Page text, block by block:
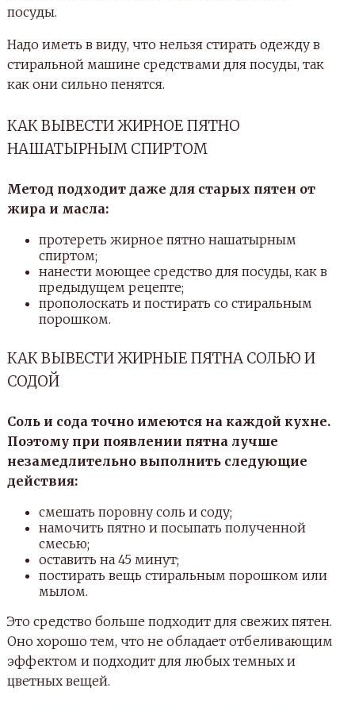
посуды.
Надо иметь в виду, что нельзя стирать одежду в
стиральной машине средствами для посуды, так
как они сильно пенятся.
КАК ВЫВЕСТИ ЖИРНОЕ ПЯТНО
НАШАТЫРНЫМ СПИРТОМ
Метод подходит даже для старых пятен от
жира и масла:
протереть жирное пятно нашатырным
спиртом;
нанести моющее средство для посуды, как в
предыдущем рецепте;
прополоскать и постирать со стиральным
порошком.
КАК ВЫВЕСТИ ЖИРНЫЕ ПЯТНА СОЛЬЮ И
СОДОЙ
Соль и сода точно имеются на каждой кухне.
Поэтому при появлении пятна лучше
незамедлительно выполнить следующие
действия:
смешать поровну соль и соду;
намочить пятно и посыпать полученной
смесью;
оставить на 45 минут;
постирать вещь стиральным порошком или
мылом.
Это средство больше подходит для свежих пятен.
Оно хорошо тем, что не обладает отбеливающим
эффектом и подходит для любых темных и
цветных вещей.